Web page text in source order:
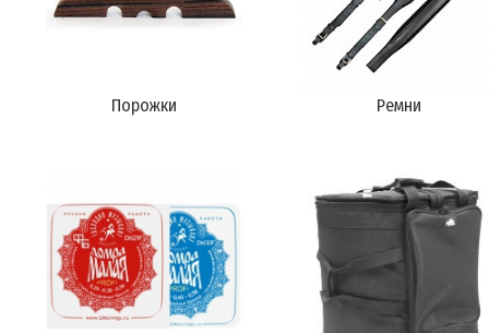
Порожки Ремни